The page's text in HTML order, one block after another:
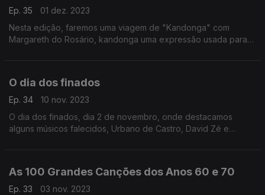
Ep. 35
01 dez. 2023
Nesta edição, faremos uma viagem de "Kandonga" com
Margareth do Rosário, kandonga uma expressão usada para
O dia dos finados
Ep. 34
10 nov. 2023
O dia dos finados, dia 2 de novembro, onde destacamos
alguns músicos falecidos, Urbano de Castro, David Zé e
As 100 Grandes Canções dos Anos 60 e 70
Ep. 33 03 nov. 2023